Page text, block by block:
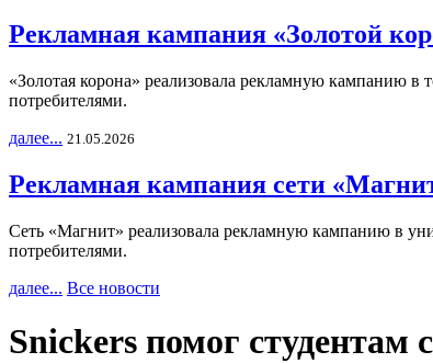
Рекламная кампания «Золотой
«Золотая корона» реализовала рекламную кампанию в
потребителями.
далее... 21.05.2026
Рекламная кампания сети
Сеть «Магнит» реализовала рекламную кампанию в
потребителями.
далее... Все новости
Snickers помог студентам